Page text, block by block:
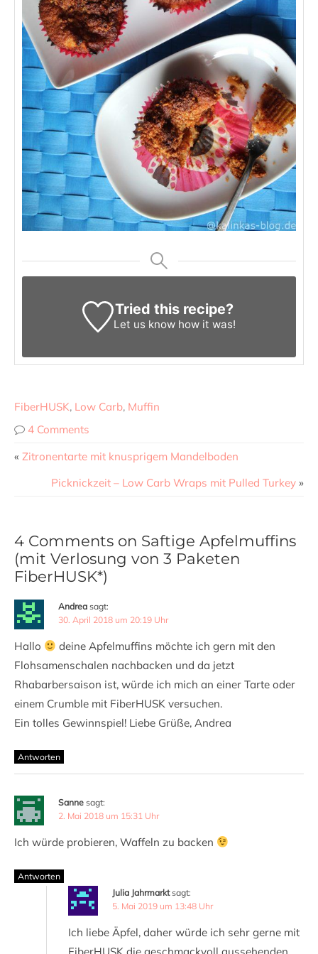
Tried this recipe?
Let us knowhow it was!
FiberHUSK, Low Carb, Muffin
4 Comments
« Zitronentarte mit knusprigem Mandelboden
Picknickzeit – Low Carb Wraps mit Pulled Turkey »
4 Comments on Saftige Apfelmuffins
(mit Verlosung von 3 Paketen
FiberHUSK*)
Andrea sagt:
30. April 2018 um 20:19 Uhr
Hallo
deine Apfelmuffins möchte ich gern mit den
Flohsamenschalen nachbacken und da jetzt
Rhabarbersaison ist, würde ich mich an einer Tarte oder
einem Crumble mit FiberHUSK versuchen.
Ein tolles Gewinnspiel! Liebe Grüße, Andrea
Antworten
Sanne sagt:
2. Mai 2018 um 15:31 Uhr
Ich würde probieren, Waffeln zu backen
Antworten
Julia Jahrmarkt sagt:
5. Mai 2019 um 13:48 Uhr
Ich liebe Äpfel, daher würde ich sehr gerne mit